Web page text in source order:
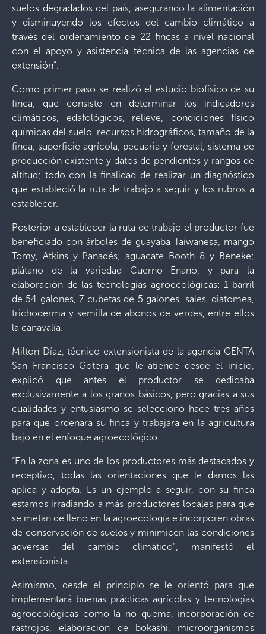
suelos degradados del país, asegurando la alimentación
y disminuyendo los efectos del cambio climático a
través del ordenamiento de 22 fincas a nivel nacional
con el apoyo y asistencia técnica de las agencias de
extensión”.
Como primer paso se realizó el estudio biofísico de su
finca, que consiste en determinar los indicadores
climáticos, edafológicos, relieve, condiciones físico
químicas del suelo, recursos hidrográficos, tamaño de la
finca, superficie agrícola, pecuaria y forestal, sistema de
producción existente y datos de pendientes y rangos de
altitud; todo con la finalidad de realizar un diagnóstico
que estableció la ruta de trabajo a seguir y los rubros a
establecer.
Posterior a establecer la ruta de trabajo el productor fue
beneficiado con árboles de guayaba Taiwanesa, mango
Tomy, Atkins y Panadés; aguacate Booth 8 y Beneke;
plátano de la variedad Cuerno Enano, y para la
elaboración de las tecnologías agroecológicas: 1 barril
de 54 galones, 7 cubetas de 5 galones, sales, diatomea,
trichoderma y semilla de abonos de verdes, entre ellos
la canavalia.
Milton Díaz, técnico extensionista de la agencia CENTA
San Francisco Gotera que le atiende desde el inicio,
explicó que antes el productor se dedicaba
exclusivamente a los granos básicos, pero gracias a sus
cualidades y entusiasmo se seleccionó hace tres años
para que ordenara su finca y trabajara en la agricultura
bajo en el enfoque agroecológico.
“En la zona es uno de los productores más destacados y
receptivo, todas las orientaciones que le damos las
aplica y adopta. Es un ejemplo a seguir, con su finca
estamos irradiando a más productores locales para que
se metan de lleno en la agroecología e incorporen obras
de conservación de suelos y minimicen las condiciones
adversas del cambio climático”, manifestó el
extensionista.
Asimismo, desde el principio se le orientó para que
implementará buenas prácticas agrícolas y tecnologías
agroecológicas como la no quema, incorporación de
rastrojos, elaboración de bokashi, microorganismos